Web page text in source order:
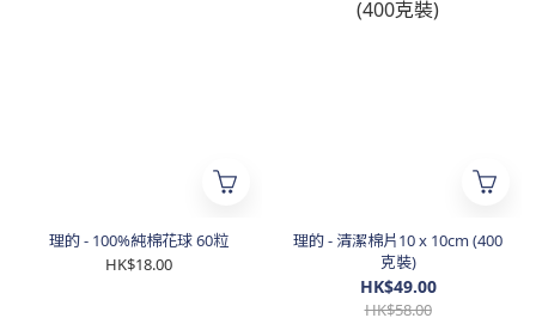
理的 - 100%純棉花球 60粒
HK$18.00
理的 - 清潔棉片10 x 10cm (400
克裝)
HK$49.00
HK$58.00